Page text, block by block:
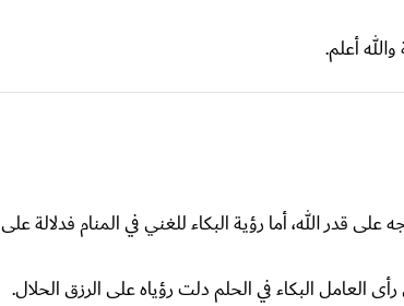
أعلم.
على قدر الله، أما رؤية البكاء للغني في المنام فدلالة على
العامل البكاء في الحلم دلت رؤياه على الرزق الحلال.